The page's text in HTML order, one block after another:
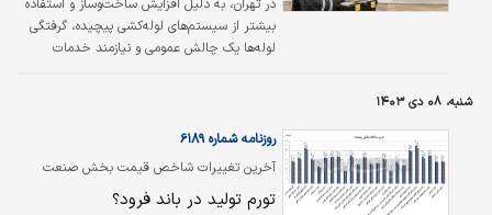
در تهران، به دلیل افزایش ساخت‌وساز و استفاده
بیشتر از سیستم‌های لوله‌کشی پیچیده، گرفتگی
لوله‌ها یک چالش عمومی و نیازمند خدمات
پرداخته‌ایم.
شنبه، ۰۸ دی ۱۴۰۳
آخرین تغییرات شاخص قیمت بخش صنعت
اکران شد؛
روزنامه شماره ۶۱۸۹
تورم تولید در باند فرود؟